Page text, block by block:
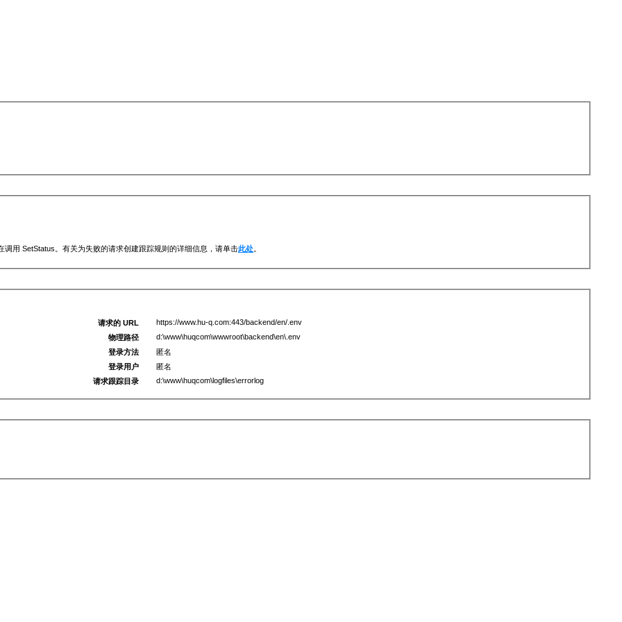
用 SetStatus。有关为失败的请求创建跟踪规则的详细信息，请单击此处。
请求的 URL
https://www.hu-q.com:443/backend/en/.env
物理路径
d:\www\huqcom\wwwroot\backend\en\.env
登录方法
匿名
登录用户
匿名
请求跟踪目录
d:\www\huqcom\logfiles\errorlog